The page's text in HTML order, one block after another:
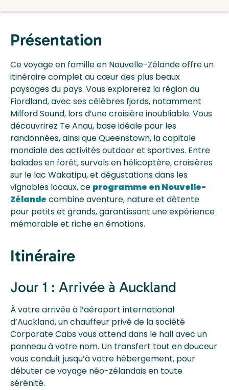
Présentation
Ce voyage en famille en Nouvelle-Zélande offre un
itinéraire complet au cœur des plus beaux
paysages du pays. Vous explorerez la région du
Fiordland, avec ses célèbres fjords, notamment
Milford Sound, lors d’une croisière inoubliable. Vous
découvrirez Te Anau, base idéale pour les
randonnées, ainsi que Queenstown, la capitale
mondiale des activités outdoor et sportives. Entre
balades en forêt, survols en hélicoptère, croisières
sur le lac Wakatipu, et dégustations dans les
vignobles locaux, ce programme en Nouvelle-
Zélande combine aventure, nature et détente
pour petits et grands, garantissant une expérience
mémorable et riche en émotions.
Itinéraire
Jour 1 : Arrivée à Auckland
À votre arrivée à l’aéroport international
d’Auckland, un chauffeur privé de la société
Corporate Cabs vous attend dans le hall avec un
panneau à votre nom. Un transfert tout en douceur
vous conduit jusqu’à votre hébergement, pour
débuter ce voyage néo-zélandais en toute
sérénité.